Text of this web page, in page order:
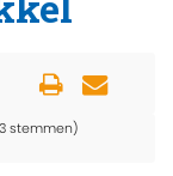
stemmen)